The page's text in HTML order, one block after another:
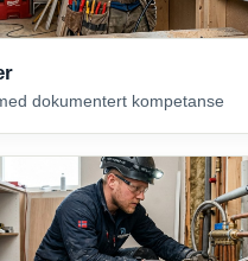
dokumentert kompetanse